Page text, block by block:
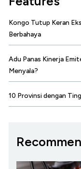
Kongo Tutup Keran
Berbahaya
Adu Panas Kinerja
Menyala?
10 Provinsi dengan